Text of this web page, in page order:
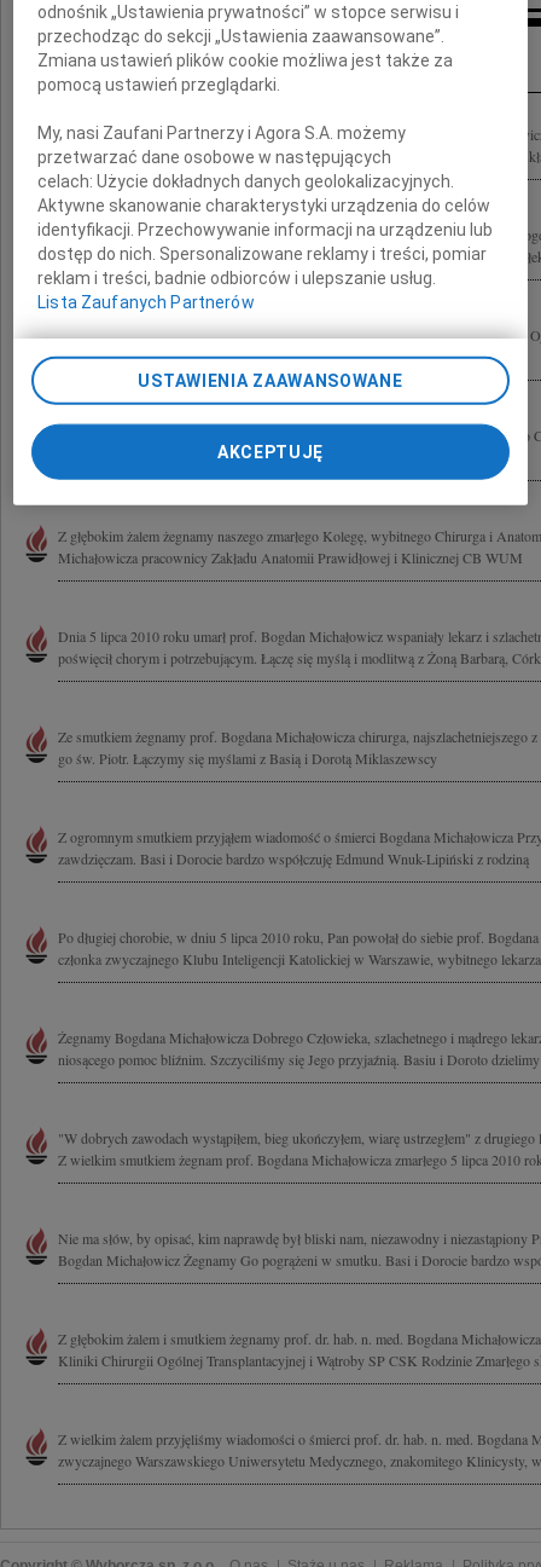
Inne kondolencje
Z ogromnym żalem i smutkiem żegnamy Prof. dr. hab. n. med. Bogdana
Naukowej Lux Med, wieloletniego pracownika i znakomitego chirurga. Rodzinie
Dnia 5 lipca 2010 roku, przeżywszy 72 lata, zmarł po długiej i ciężkiej chorobie
kochany Mąż i Ojciec. Msza święta pogrzebowa zostanie odprawiona w
Łączymy się z Tobą Basiu i z Dorotą w głębokim bólu po śmierci Waszego Męża i
szkolnego Kolegi profesora Bogdana Michałowicza maturzyści 1955
Z wielkim żalem żegnamy prof. Bogdana Michałowicza wspaniałego, szlachetnego
Rodzinie składamy serdeczne wyrazy współczucia Marta i Genek Peciakowscy
Z głębokim żalem żegnamy naszego zmarłego Kolegę, wybitnego Chirurga i
Michałowicza pracownicy Zakładu Anatomii Prawidłowej i Klinicznej CB WUM
Dnia 5 lipca 2010 roku umarł prof. Bogdan Michałowicz wspaniały lekarz i
poświęcił chorym i potrzebującym. Łączę się myślą i modlitwą z Żoną Barbarą,
Ze smutkiem żegnamy prof. Bogdana Michałowicza chirurga, najszlachetniejszego
go św. Piotr. Łączymy się myślami z Basią i Dorotą Miklaszewscy
Z ogromnym smutkiem przyjąłem wiadomość o śmierci Bogdana Michałowicza
zawdzięczam. Basi i Dorocie bardzo współczuję Edmund Wnuk-Lipiński z rodziną
Po długiej chorobie, w dniu 5 lipca 2010 roku, Pan powołał do siebie prof.
członka zwyczajnego Klubu Inteligencji Katolickiej w Warszawie, wybitnego
Żegnamy Bogdana Michałowicza Dobrego Człowieka, szlachetnego i mądrego
niosącego pomoc bliźnim. Szczyciliśmy się Jego przyjaźnią. Basiu i Doroto
"W dobrych zawodach wystąpiłem, bieg ukończyłem, wiarę ustrzegłem" z drugiego
Z wielkim smutkiem żegnam prof. Bogdana Michałowicza zmarłego 5 lipca 2010
Nie ma słów, by opisać, kim naprawdę był bliski nam, niezawodny i niezastąpiony
Bogdan Michałowicz Żegnamy Go pogrążeni w smutku. Basi i Dorocie bardzo
Z głębokim żalem i smutkiem żegnamy prof. dr. hab. n. med. Bogdana
Kliniki Chirurgii Ogólnej Transplantacyjnej i Wątroby SP CSK Rodzinie Zmarłego
Z wielkim żalem przyjęliśmy wiadomości o śmierci prof. dr. hab. n. med. Bogdana
zwyczajnego Warszawskiego Uniwersytetu Medycznego, znakomitego Klinicysty,
odnośnik „Ustawienia prywatności” w stopce serwisu i
przechodząc do sekcji „Ustawienia zaawansowane”.
Zmiana ustawień plików cookie możliwa jest także za
pomocą ustawień przeglądarki.
My, nasi Zaufani Partnerzy i Agora S.A. możemy
przetwarzać dane osobowe w następujących
celach:Użycie dokładnych danych geolokalizacyjnych.
Aktywne skanowanie charakterystyki urządzenia do celów
identyfikacji. Przechowywanie informacji na urządzeniu lub
dostęp do nich. Spersonalizowane reklamy i treści, pomiar
reklam i treści, badnie odbiorców i ulepszanie usług.
Lista Zaufanych Partnerów
USTAWIENIA ZAAWANSOWANE
AKCEPTUJĘ